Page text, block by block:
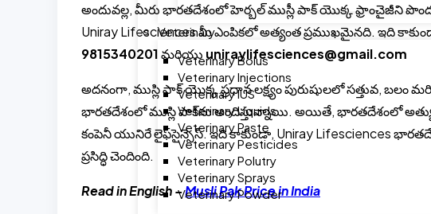
Veterinary
Veterinary Bolus
Veterinary Injections
Veterinary IUS
Veterinary Liquids
Veterinary Paste
Veterinary Pesticides
Veterinary Polutry
Veterinary Sprays
Veterinary Powder
అందువల్ల, మీరు భారతదేశంలో హెర్బల్ ముస్లీ పాక్ యొక్క ఫ్రాంచైజీని
Uniray Lifesciences మీ ఎంపికలో అత్యంత ప్రముఖమైనది. ఇది
9815340201మరియు uniraylifesciences@gmail.com
అదనంగా, ముస్లి పాక్ యొక్క ప్రధాన లక్ష్యం పురుషులలో సత్తువ, బలం
భారతదేశంలో ముస్లి పాక్‌ను అందిస్తున్నాయి. అయితే, భారతదేశంలో
కంపెనీ యునిరే లైఫ్‌సైన్సెస్. ఇది కాకుండా, Uniray Lifesciences
ప్రసిద్ధి చెందింది.
Read in English –Musli Pak Price in India